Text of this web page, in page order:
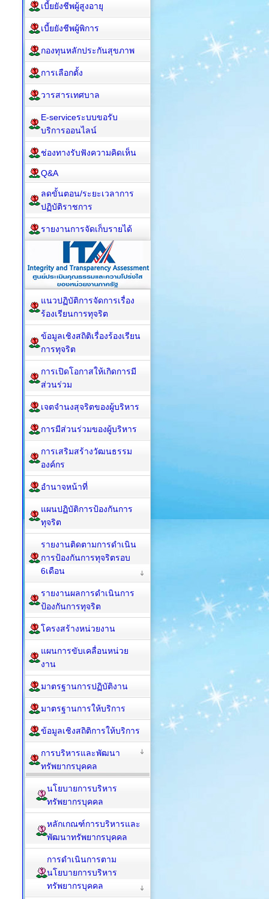
เบี้ยยังชีพผู้สูงอายุ
เบี้ยยังชีพผู้พิการ
กองทุนหลักประกันสุขภาพ
การเลือกตั้ง
วารสารเทศบาล
E-serviceระบบขอรับ
บริการออนไลน์
ช่องทางรับฟังความคิดเห็น
Q&A
ลดขั้นตอน/ระยะเวลาการ
ปฏิบัติราชการ
รายงานการจัดเก็บรายได้
แนวปฏิบัติการจัดการเรื่อง
ร้องเรียนการทุจริต
ข้อมูลเชิงสถิติเรื่องร้องเรียน
การทุจริต
การเปิดโอกาสให้เกิดการมี
ส่วนร่วม
เจตจำนงสุจริตของผู้บริหาร
การมีส่วนร่วมของผู้บริหาร
การเสริมสร้างวัฒนธรรม
องค์กร
อำนาจหน้าที่
แผนปฏิบัติการป้องกันการ
ทุจริต
รายงานติดตามการดำเนิน
การป้องกันการทุจริตรอบ
6เดือน
รายงานผลการดำเนินการ
ป้องกันการทุจริต
โครงสร้างหน่วยงาน
แผนการขับเคลื่อนหน่วย
งาน
มาตรฐานการปฏิบัติงาน
มาตรฐานการให้บริการ
ข้อมูลเชิงสถิติการให้บริการ
การบริหารและพัฒนา
ทรัพยากรบุคคล
นโยบายการบริหาร
ทรัพยากรบุคคล
หลักเกณฑ์การบริหารและ
พัฒนาทรัพยากรบุคคล
การดำเนินการตาม
นโยบายการบริหาร
ทรัพยากรบุคคล